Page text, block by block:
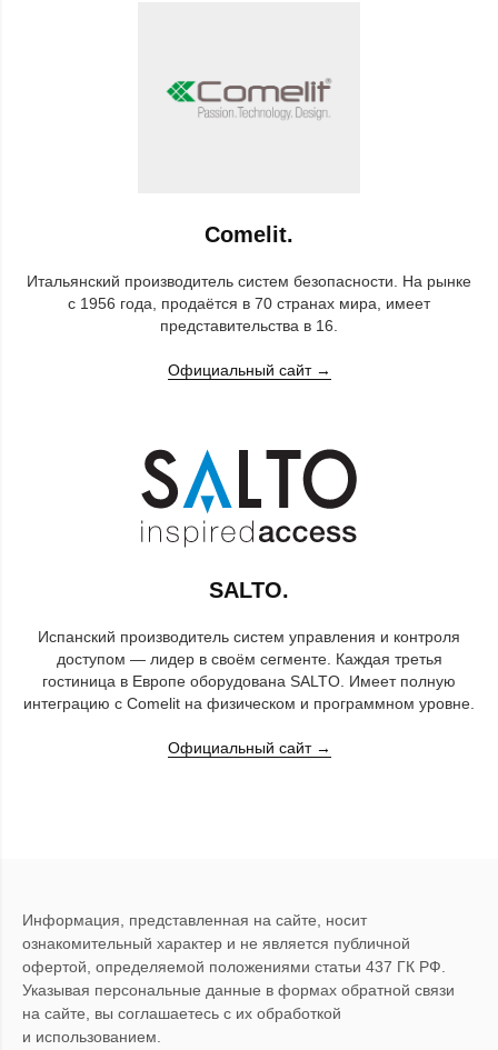
Comelit.
Итальянский производитель систем безопасности. На рынке
с 1956 года, продаётся в 70 странах мира, имеет
представительства в 16.
Официальный сайт →
SALTO.
Испанский производитель систем управления и контроля
доступом — лидер в своём сегменте. Каждая третья
гостиница в Европе оборудована SALTO. Имеет полную
интеграцию с Comelit на физическом и программном уровне.
Официальный сайт →
Информация, представленная на сайте, носит
ознакомительный характер и не является публичной
офертой, определяемой положениями статьи 437 ГК РФ.
Указывая персональные данные в формах обратной связи
на сайте, вы соглашаетесь с их обработкой
и использованием.